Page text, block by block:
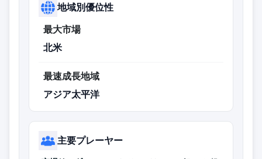
地域別優位性
最大市場
北米
最速成長地域
アジア太平洋
主要プレーヤー